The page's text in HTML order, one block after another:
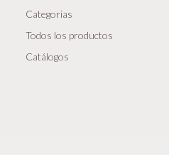
Categorias
Todos los productos
Catálogos